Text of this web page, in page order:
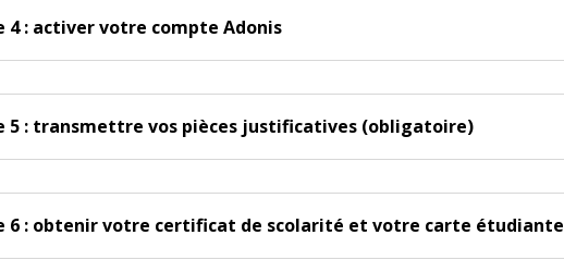
4 : activer votre compte Adonis
5 : transmettre vos pièces justificatives (obligatoire)
6 : obtenir votre certificat de scolarité et votre carte étudiante